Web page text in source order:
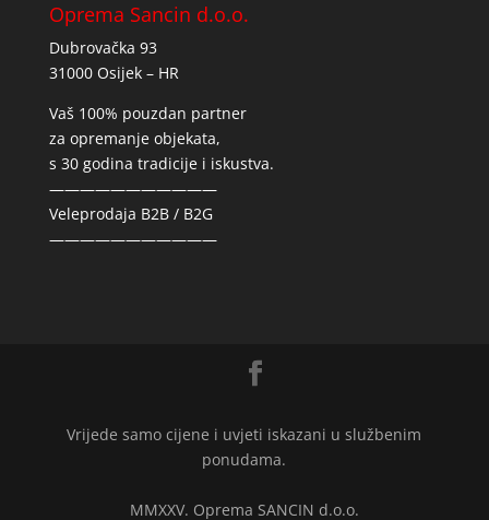
Oprema Sancin d.o.o.
Dubrovačka 93
31000 Osijek – HR
Vaš 100% pouzdan partner
za opremanje objekata,
s 30 godina tradicije i iskustva.
———————————
Veleprodaja B2B / B2G
———————————
Vrijede samo cijene i uvjeti iskazani u službenim
ponudama.
MMXXV. Oprema SANCIN d.o.o.